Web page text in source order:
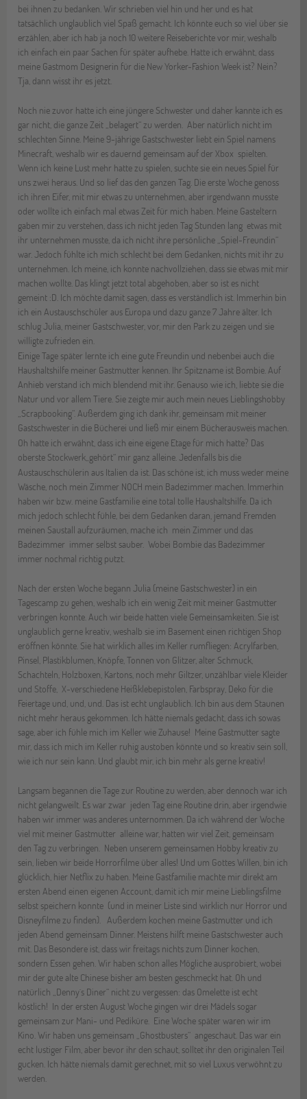
bei ihnen zu bedanken. Wir schrieben viel hin und her und es hat
tatsächlich unglaublich viel Spaß gemacht. Ich könnte euch so viel über sie
erzählen, aber ich hab ja noch 10 weitere Reiseberichte vor mir, weshalb
ich einfach ein paar Sachen für später aufhebe. Hatte ich erwähnt, dass
meine Gastmom Designerin für die New Yorker-Fashion Week ist? Nein?
Tja, dann wisst ihr es jetzt.
Noch nie zuvor hatte ich eine jüngere Schwester und daher kannte ich es
gar nicht, die ganze Zeit „belagert“ zu werden. Aber natürlich nicht im
schlechten Sinne. Meine 9-jährige Gastschwester liebt ein Spiel namens
Minecraft, weshalb wir es dauernd gemeinsam auf der Xbox spielten.
Wenn ich keine Lust mehr hatte zu spielen, suchte sie ein neues Spiel für
uns zwei heraus. Und so lief das den ganzen Tag. Die erste Woche genoss
ich ihren Eifer, mit mir etwas zu unternehmen, aber irgendwann musste
oder wollte ich einfach mal etwas Zeit für mich haben. Meine Gasteltern
gaben mir zu verstehen, dass ich nicht jeden Tag Stunden lang etwas mit
ihr unternehmen musste, da ich nicht ihre persönliche „Spiel-Freundin“
war. Jedoch fühlte ich mich schlecht bei dem Gedanken, nichts mit ihr zu
unternehmen. Ich meine, ich konnte nachvollziehen, dass sie etwas mit mir
machen wollte. Das klingt jetzt total abgehoben, aber so ist es nicht
gemeint :D. Ich möchte damit sagen, dass es verständlich ist. Immerhin bin
ich ein Austauschschüler aus Europa und dazu ganze 7 Jahre älter. Ich
schlug Julia, meiner Gastschwester, vor, mir den Park zu zeigen und sie
willigte zufrieden ein.
Einige Tage später lernte ich eine gute Freundin und nebenbei auch die
Haushaltshilfe meiner Gastmutter kennen. Ihr Spitzname ist Bombie. Auf
Anhieb verstand ich mich blendend mit ihr. Genauso wie ich, liebte sie die
Natur und vor allem Tiere. Sie zeigte mir auch mein neues Lieblingshobby
„Scrapbooking“. Außerdem ging ich dank ihr, gemeinsam mit meiner
Gastschwester in die Bücherei und ließ mir einem Bücherausweis machen.
Oh hatte ich erwähnt, dass ich eine eigene Etage für mich hatte? Das
oberste Stockwerk „gehört“ mir ganz alleine. Jedenfalls bis die
Austauschschülerin aus Italien da ist. Das schöne ist, ich muss weder meine
Wäsche, noch mein Zimmer NOCH mein Badezimmer machen. Immerhin
haben wir bzw. meine Gastfamilie eine total tolle Haushaltshilfe. Da ich
mich jedoch schlecht fühle, bei dem Gedanken daran, jemand Fremden
meinen Saustall aufzuräumen, mache ich mein Zimmer und das
Badezimmer immer selbst sauber. Wobei Bombie das Badezimmer
immer nochmal richtig putzt.
Nach der ersten Woche begann Julia (meine Gastschwester) in ein
Tagescamp zu gehen, weshalb ich ein wenig Zeit mit meiner Gastmutter
verbringen konnte. Auch wir beide hatten viele Gemeinsamkeiten. Sie ist
unglaublich gerne kreativ, weshalb sie im Basement einen richtigen Shop
eröffnen könnte. Sie hat wirklich alles im Keller rumfliegen: Acrylfarben,
Pinsel, Plastikblumen, Knöpfe, Tonnen von Glitzer, alter Schmuck,
Schachteln, Holzboxen, Kartons, noch mehr Giltzer, unzählbar viele Kleider
und Stoffe, X-verschiedene Heißklebepistolen, Farbspray, Deko für die
Feiertage und, und, und. Das ist echt unglaublich. Ich bin aus dem Staunen
nicht mehr heraus gekommen. Ich hätte niemals gedacht, dass ich sowas
sage, aber ich fühle mich im Keller wie Zuhause! Meine Gastmutter sagte
mir, dass ich mich im Keller ruhig austoben könnte und so kreativ sein soll,
wie ich nur sein kann. Und glaubt mir, ich bin mehr als gerne kreativ!
Langsam begannen die Tage zur Routine zu werden, aber dennoch war ich
nicht gelangweilt. Es war zwar jeden Tag eine Routine drin, aber irgendwie
haben wir immer was anderes unternommen. Da ich während der Woche
viel mit meiner Gastmutter alleine war, hatten wir viel Zeit, gemeinsam
den Tag zu verbringen. Neben unserem gemeinsamen Hobby kreativ zu
sein, lieben wir beide Horrorfilme über alles! Und um Gottes Willen, bin ich
glücklich, hier Netflix zu haben. Meine Gastfamilie machte mir direkt am
ersten Abend einen eigenen Account, damit ich mir meine Lieblingsfilme
selbst speichern konnte (und in meiner Liste sind wirklich nur Horror und
Disneyfilme zu finden). Außerdem kochen meine Gastmutter und ich
jeden Abend gemeinsam Dinner. Meistens hilft meine Gastschwester auch
mit. Das Besondere ist, dass wir freitags nichts zum Dinner kochen,
sondern Essen gehen. Wir haben schon alles Mögliche ausprobiert, wobei
mir der gute alte Chinese bisher am besten geschmeckt hat. Oh und
natürlich „Denny´s Diner“ nicht zu vergessen: das Omelette ist echt
köstlich! In der ersten August Woche gingen wir drei Mädels sogar
gemeinsam zur Mani- und Pediküre. Eine Woche später waren wir im
Kino. Wir haben uns gemeinsam „Ghostbusters“ angeschaut. Das war ein
echt lustiger Film, aber bevor ihr den schaut, solltet ihr den originalen Teil
gucken. Ich hätte niemals damit gerechnet, mit so viel Luxus verwöhnt zu
werden.